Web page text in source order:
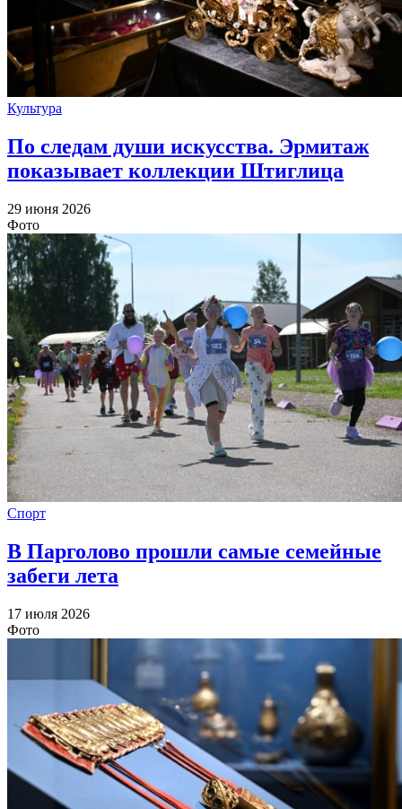
Культура
По следам души искусства. Эрмитаж
показывает коллекции Штиглица
29 июня 2026
Фото
Спорт
В Парголово прошли самые семейные
забеги лета
17 июля 2026
Фото